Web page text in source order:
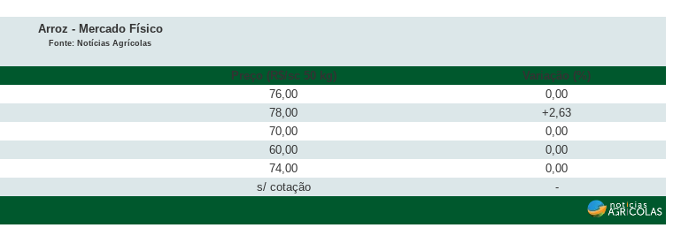
Arroz - Mercado Físico
Fonte: Notícias Agrícolas
Preço (R$/sc 50 kg)
Variação (%)
76,00
0,00
78,00
+2,63
70,00
0,00
60,00
0,00
74,00
0,00
s/ cotação
-